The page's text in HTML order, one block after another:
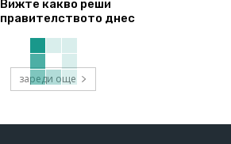
Вижте какво реши
правителството днес
зареди още